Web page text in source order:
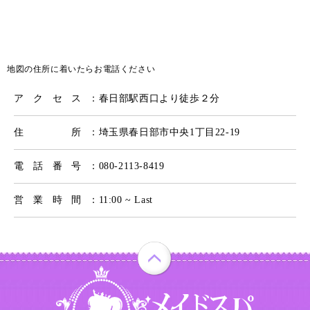
アクセス ：春日部駅西口より徒歩２分
住所 ：埼玉県春日部市中央1丁目22-19
電話番号 ：080-2113-8419
営業時間 ：11:00 ~ Last
地図の住所に着いたらお電話ください